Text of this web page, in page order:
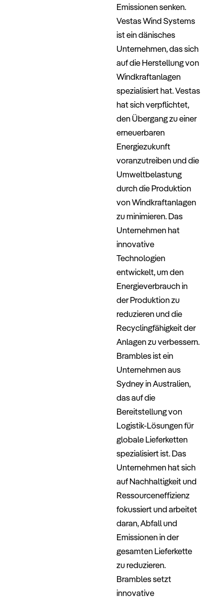
Emissionen senken.
Vestas Wind Systems
ist ein dänisches
Unternehmen, das sich
auf die Herstellung von
Windkraftanlagen
spezialisiert hat. Vestas
hat sich verpflichtet,
den Übergang zu einer
erneuerbaren
Energiezukunft
voranzutreiben und die
Umweltbelastung
durch die Produktion
von Windkraftanlagen
zu minimieren. Das
Unternehmen hat
innovative
Technologien
entwickelt, um den
Energieverbrauch in
der Produktion zu
reduzieren und die
Recyclingfähigkeit der
Anlagen zu verbessern.
Brambles ist ein
Unternehmen aus
Sydney in Australien,
das auf die
Bereitstellung von
Logistik-Lösungen für
globale Lieferketten
spezialisiert ist. Das
Unternehmen hat sich
auf Nachhaltigkeit und
Ressourceneffizienz
fokussiert und arbeitet
daran, Abfall und
Emissionen in der
gesamten Lieferkette
zu reduzieren.
Brambles setzt
innovative